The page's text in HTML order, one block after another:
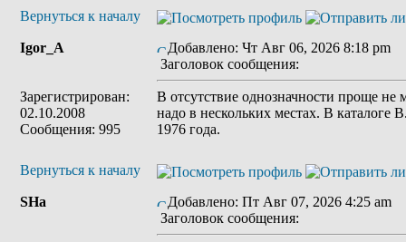
Вернуться к началу
Igor_A
Зарегистрирован:
02.10.2008
Сообщения: 995
Добавлено: Чт Авг 06, 2026 8:18 pm
Заголовок сообщения:
В отсутствие однозначности проще не
надо в нескольких местах. В каталоге
1976 года.
Вернуться к началу
SHa
Добавлено: Пт Авг 07, 2026 4:25 am
Заголовок сообщения: